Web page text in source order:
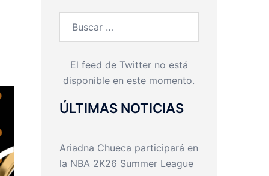
El feed de Twitter no está
disponible en este momento.
ÚLTIMAS NOTICIAS
Ariadna Chueca participará en
la NBA 2K26 Summer League